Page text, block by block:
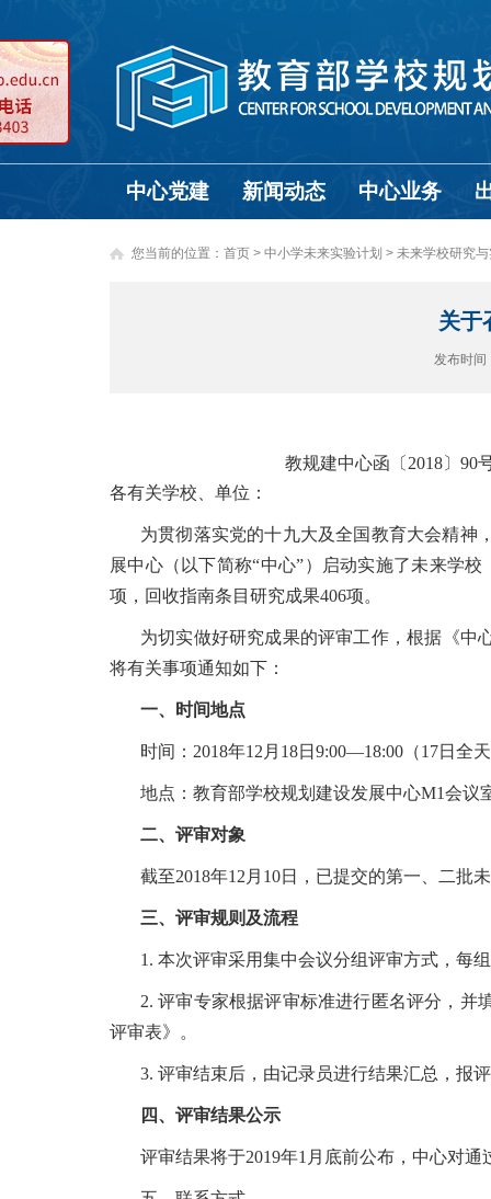
中心党建 新闻动态 中心业务
您当前的位置： 首页 > 中小学未来实验计划 > 未来学校研究
关于
发布时
教规建中心函〔 2018〕 90
各有关学校、单位：
为贯彻落实党的十九大及全国教育大会精神
展中心（以下简称“中心”）启动实施了未来学
项，回收指南条目研究成果406项。
为切实做好研究成果的评审工作，根据《中
将有关事项通知如下：
一、时间地点
时间：2018年12月18日9:00—18:00（17日全
地点：教育部学校规划建设发展中心M1会议
二、评审对象
截至2018年12月10日，已提交的第一、二批
三、评审规则及流程
1. 本次评审采用集中会议分组评审方式，每
2. 评审专家根据评审标准进行匿名评分，并
评审表》。
3. 评审结束后，由记录员进行结果汇总，报
四、评审结果公示
评审结果将于2019年1月底前公布，中心对